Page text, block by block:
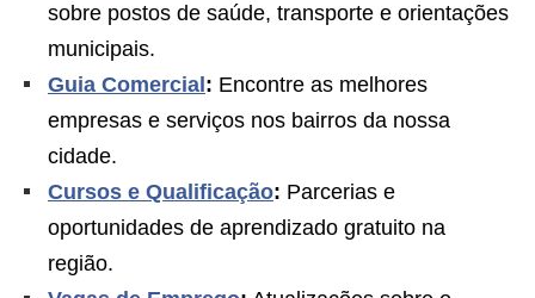
sobre postos de saúde, transporte e orientações
municipais.
Guia Comercial : Encontre as melhores
empresas e serviços nos bairros da nossa
cidade.
Cursos e Qualificação: Parcerias e
oportunidades de aprendizado gratuito na
região.